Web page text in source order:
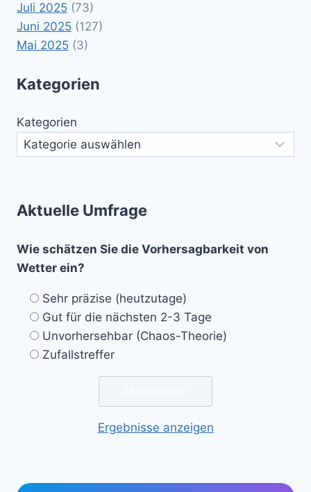
Juli 2025 (73)
Juni 2025 (127)
Mai 2025 (3)
Kategorien
Kategorien
Aktuelle Umfrage
Wie schätzen Sie die Vorhersagbarkeit von
Wetter ein?
Sehr präzise (heutzutage)
Gut für die nächsten 2-3 Tage
Unvorhersehbar (Chaos-Theorie)
Zufallstreffer
Ergebnisse anzeigen